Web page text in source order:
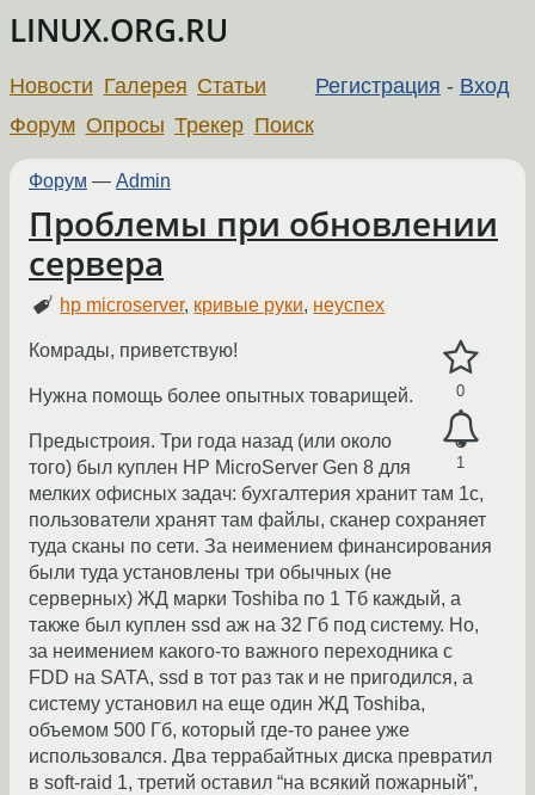
LINUX.ORG.RU
Регистрация - Вход
Новости Галерея Статьи
Форум Опросы Трекер Поиск
Форум — Admin
Проблемы при обновлении
сервера
hp microserver, кривые руки, неуспех
0
1
Комрады, приветствую!
Нужна помощь более опытных товарищей.
Предыстроия. Три года назад (или около
того) был куплен HP MicroServer Gen 8 для
мелких офисных задач: бухгалтерия хранит там 1с,
пользователи хранят там файлы, сканер сохраняет
туда сканы по сети. За неимением финансирования
были туда установлены три обычных (не
серверных) ЖД марки Toshiba по 1 Тб каждый, а
также был куплен ssd аж на 32 Гб под систему. Но,
за неимением какого-то важного переходника с
FDD на SATA, ssd в тот раз так и не пригодился, а
систему установил на еще один ЖД Toshiba,
объемом 500 Гб, который где-то ранее уже
использовался. Два террабайтных диска превратил
в soft-raid 1, третий оставил “на всякий пожарный”,